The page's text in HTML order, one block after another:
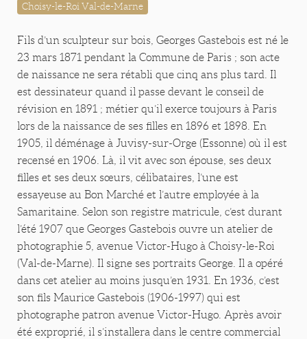
Choisy-le-Roi Val-de-Marne
Fils d’un sculpteur sur bois, Georges Gastebois est né le
23 mars 1871 pendant la Commune de Paris ; son acte
de naissance ne sera rétabli que cinq ans plus tard. Il
est dessinateur quand il passe devant le conseil de
révision en 1891 ; métier qu’il exerce toujours à Paris
lors de la naissance de ses filles en 1896 et 1898. En
1905, il déménage à Juvisy-sur-Orge (Essonne) où il est
recensé en 1906. Là, il vit avec son épouse, ses deux
filles et ses deux sœurs, célibataires, l’une est
essayeuse au Bon Marché et l’autre employée à la
Samaritaine. Selon son registre matricule, c’est durant
l’été 1907 que Georges Gastebois ouvre un atelier de
photographie 5, avenue Victor-Hugo à Choisy-le-Roi
(Val-de-Marne). Il signe ses portraits George. Il a opéré
dans cet atelier au moins jusqu’en 1931. En 1936, c’est
son fils Maurice Gastebois (1906-1997) qui est
photographe patron avenue Victor-Hugo. Après avoir
été exproprié, il s’installera dans le centre commercial